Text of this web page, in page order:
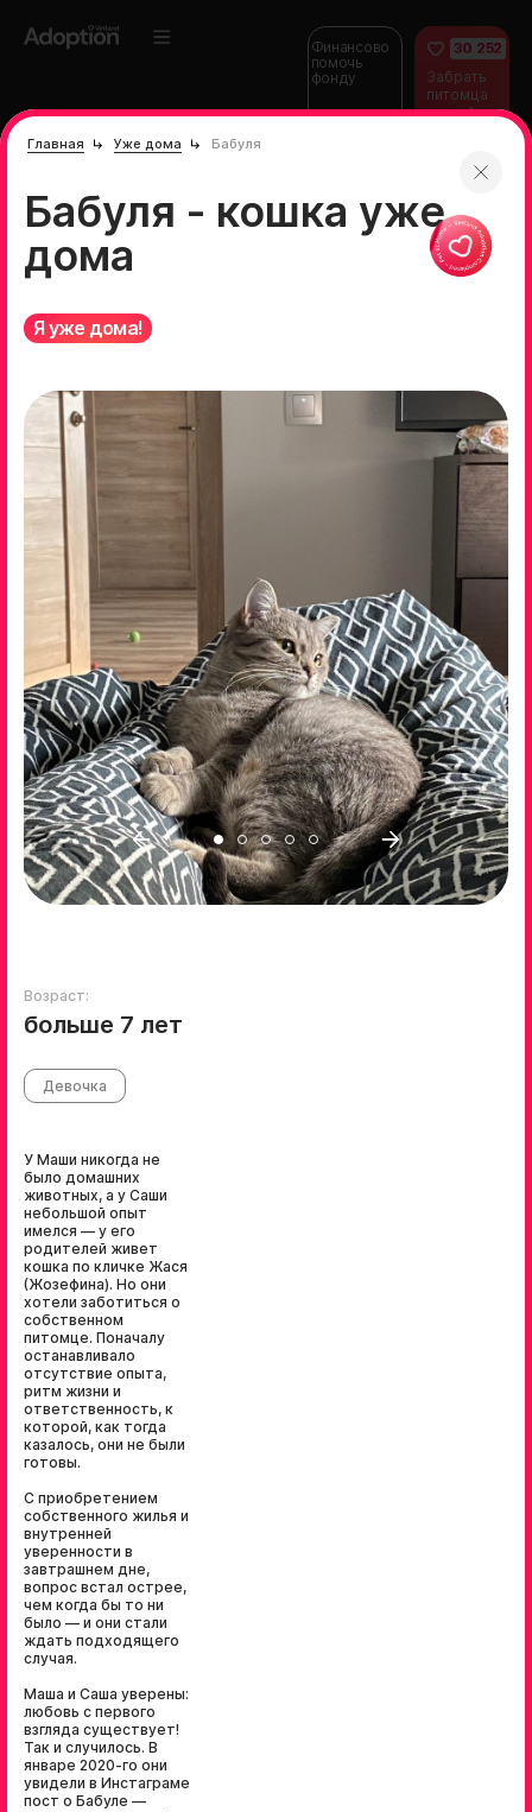
Финансово
помочь
фонду
30 252
Забрать
питомца
домой
Главная Уже дома Бабуля
Бабуля - кошка уже
дома
Я уже дома!
Возраст:
больше 7 лет
Девочка
У Маши никогда не
было домашних
животных, а у Саши
небольшой опыт
имелся — у его
родителей живет
кошка по кличке Жася
(Жозефина). Но они
хотели заботиться о
собственном
питомце. Поначалу
останавливало
отсутствие опыта,
ритм жизни и
ответственность, к
которой, как тогда
казалось, они не были
готовы.
С приобретением
собственного жилья и
внутренней
уверенности в
завтрашнем дне,
вопрос встал острее,
чем когда бы то ни
было — и они стали
ждать подходящего
случая.
Маша и Саша уверены:
любовь с первого
взгляда существует!
Так и случилось. В
январе 2020-го они
увидели в Инстаграме
пост о Бабуле —